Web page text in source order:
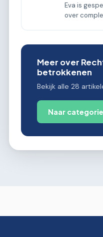
Eva is
over
Meer over
betrokkenen
Bekijk alle 28
Naar